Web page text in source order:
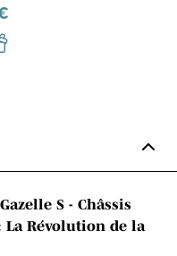
S - Châssis
La Révolution de la